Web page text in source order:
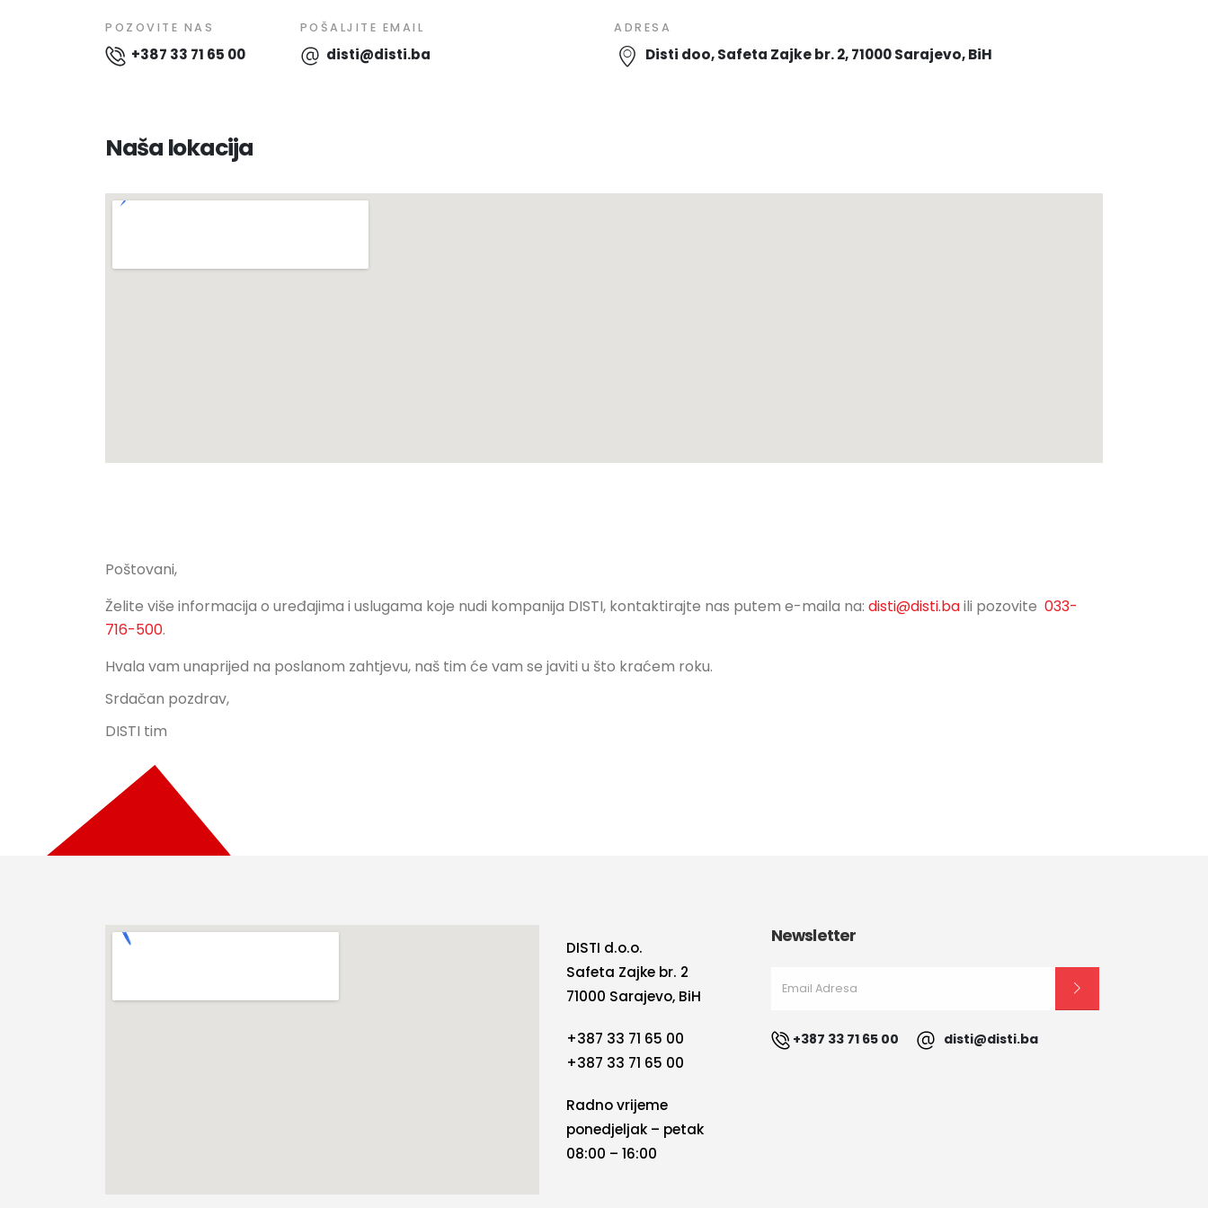
+387 33 71 65 00
POZOVITE NAS
disti@disti.ba
POŠALJITE EMAIL
Disti doo, Safeta Zajke br. 2, 71000 Sarajevo, BiH
ADRESA
Naša lokacija
Poštovani,
Želite više informacija o uređajima i uslugama koje nudi kompanija DISTI, kontaktirajte nas putem e-maila na: disti@disti.baili pozovite 033-
716-500.
Hvala vam unaprijed na poslanom zahtjevu, naš tim će vam se javiti u što kraćem roku.
Srdačan pozdrav,
DISTI tim
DISTI d.o.o.
Safeta Zajke br. 2
71000 Sarajevo, BiH
+387 33 71 65 00
+387 33 71 65 00
Radno vrijeme
ponedjeljak – petak
08:00 – 16:00
Newsletter
+387 33 71 65 00 disti@disti.ba